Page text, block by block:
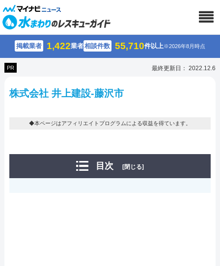
掲載業者 1,422業者相談件数 55,710件以上※2026年8月時点
PR 最終更新日： 2022.12.6
株式会社 井上建設-藤沢市
◆本ページはアフィリエイトプログラムによる収益を得ています。
目次 [閉じる]